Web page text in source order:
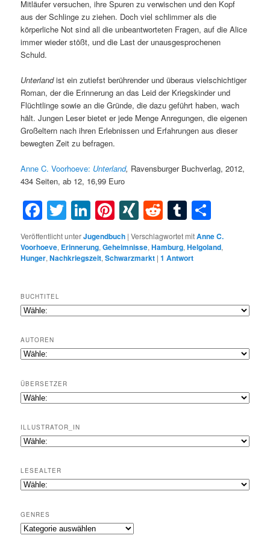
Mitläufer versuchen, ihre Spuren zu verwischen und den Kopf
aus der Schlinge zu ziehen. Doch viel schlimmer als die
körperliche Not sind all die unbeantworteten Fragen, auf die Alice
immer wieder stößt, und die Last der unausgesprochenen
Schuld.
Unterlandist ein zutiefst berührender und überaus vielschichtiger
Roman, der die Erinnerung an das Leid der Kriegskinder und
Flüchtlinge sowie an die Gründe, die dazu geführt haben, wach
hält. Jungen Leser bietet er jede Menge Anregungen, die eigenen
Großeltern nach ihren Erlebnissen und Erfahrungen aus dieser
bewegten Zeit zu befragen.
Anne C. Voorhoeve: Unterland, Ravensburger Buchverlag, 2012,
434 Seiten, ab 12, 16,99 Euro
Facebook
Twitter
LinkedIn
Pinterest
XINGRedditTumblr
Veröffentlicht unterJugendbuch |Verschlagwortet mitAnne C.
Voorhoeve, Erinnerung,Geheimnisse,Hamburg,Helgoland,
Hunger,Nachkriegszeit,Schwarzmarkt |1 Antwort
BUCHTITEL
AUTOREN
ÜBERSETZER
ILLUSTRATOR_IN
LESEALTER
GENRES
Genres